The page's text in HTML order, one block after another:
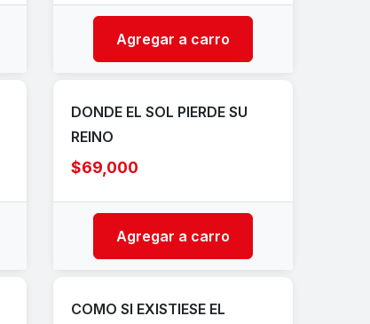
Agregar a carro
DONDE EL SOL PIERDE SU
REINO
$69,000
Agregar a carro
COMO SI EXISTIESE EL